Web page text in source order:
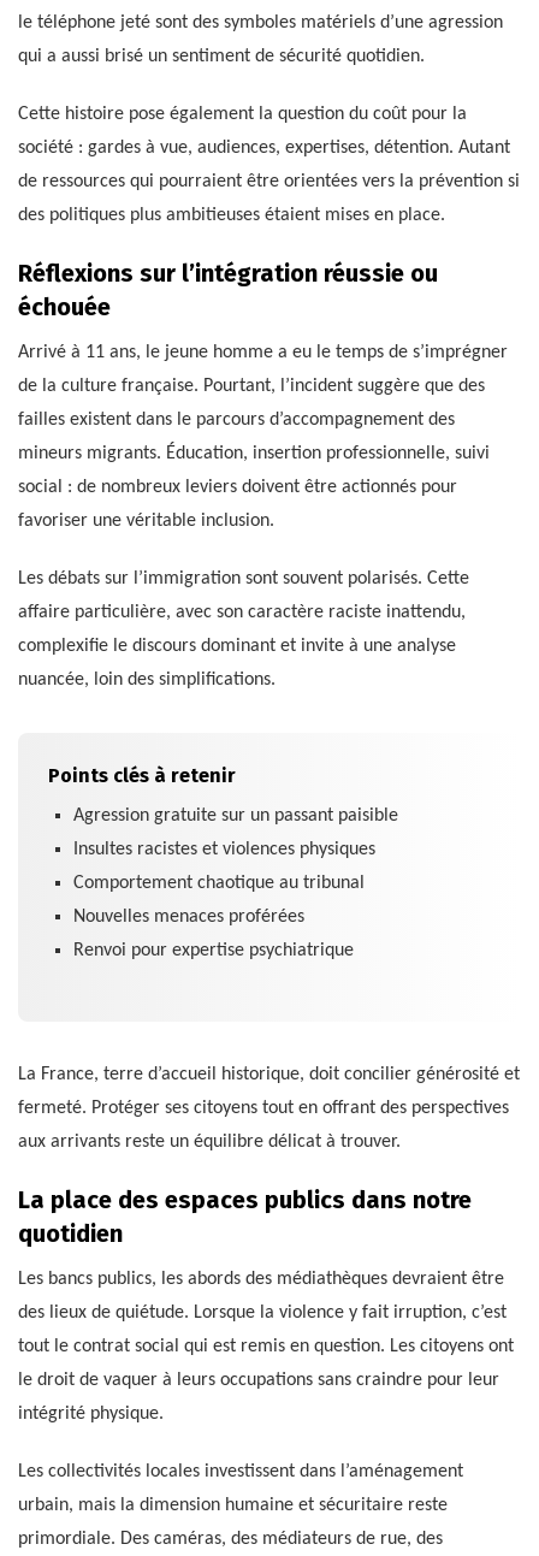
le téléphone jeté sont des symboles matériels d’une agression
qui a aussi brisé un sentiment de sécurité quotidien.
Cette histoire pose également la question du coût pour la
société : gardes à vue, audiences, expertises, détention. Autant
de ressources qui pourraient être orientées vers la prévention si
des politiques plus ambitieuses étaient mises en place.
Réflexions sur l’intégration réussie ou
échouée
Arrivé à 11 ans, le jeune homme a eu le temps de s’imprégner
de la culture française. Pourtant, l’incident suggère que des
failles existent dans le parcours d’accompagnement des
mineurs migrants. Éducation, insertion professionnelle, suivi
social : de nombreux leviers doivent être actionnés pour
favoriser une véritable inclusion.
Les débats sur l’immigration sont souvent polarisés. Cette
affaire particulière, avec son caractère raciste inattendu,
complexifie le discours dominant et invite à une analyse
nuancée, loin des simplifications.
Points clés à retenir
Agression gratuite sur un passant paisible
Insultes racistes et violences physiques
Comportement chaotique au tribunal
Nouvelles menaces proférées
Renvoi pour expertise psychiatrique
La France, terre d’accueil historique, doit concilier générosité et
fermeté. Protéger ses citoyens tout en offrant des perspectives
aux arrivants reste un équilibre délicat à trouver.
La place des espaces publics dans notre
quotidien
Les bancs publics, les abords des médiathèques devraient être
des lieux de quiétude. Lorsque la violence y fait irruption, c’est
tout le contrat social qui est remis en question. Les citoyens ont
le droit de vaquer à leurs occupations sans craindre pour leur
intégrité physique.
Les collectivités locales investissent dans l’aménagement
urbain, mais la dimension humaine et sécuritaire reste
primordiale. Des caméras, des médiateurs de rue, des